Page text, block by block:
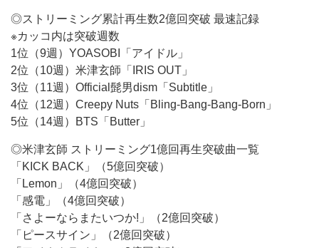
◎ストリーミング累計再生数2億回突破 最速記録
※カッコ内は突破週数
1位（9週）YOASOBI「アイドル」
2位（10週）米津玄師「IRIS OUT」
3位（11週）Official髭男dism「Subtitle」
4位（12週）Creepy Nuts「Bling-Bang-Bang-Born」
5位（14週）BTS「Butter」
◎米津玄師 ストリーミング1億回再生突破曲一覧
「KICK BACK」（5億回突破）
「Lemon」（4億回突破）
「感電」（4億回突破）
「さよーならまたいつか!」（2億回突破）
「ピースサイン」（2億回突破）